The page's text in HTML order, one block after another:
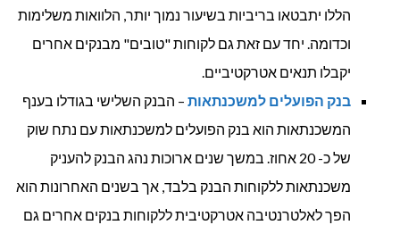
הללו יתבטאו בריביות בשיעור נמוך יותר, הלוואות משלימות
וכדומה. יחד עם זאת גם לקוחות "טובים" מבנקים אחרים
יקבלו תנאים אטרקטיביים.
בנק הפועלים למשכנתאות – הבנק השלישי בגודלו בענף
המשכנתאות הוא בנק הפועלים למשכנתאות עם נתח שוק
של כ- 20 אחוז. במשך שנים ארוכות נהג הבנק להעניק
משכנתאות ללקוחות הבנק בלבד, אך בשנים האחרונות הוא
הפך לאלטרנטיבה אטרקטיבית ללקוחות בנקים אחרים גם